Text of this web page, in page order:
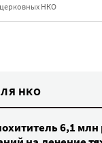
НКО
НКО
6,1 млн